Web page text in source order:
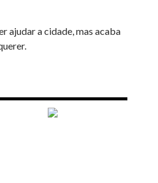
ajudar a cidade, mas acaba